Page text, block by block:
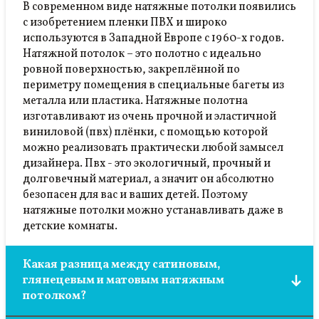
В современном виде натяжные потолки появились
с изобретением пленки ПВХ и широко
используются в Западной Европе с 1960-х годов.
Натяжной потолок – это полотно с идеально
ровной поверхностью, закреплённой по
периметру помещения в специальные багеты из
металла или пластика. Натяжные полотна
изготавливают из очень прочной и эластичной
виниловой (пвх) плёнки, с помощью которой
можно реализовать практически любой замысел
дизайнера. Пвх - это экологичный, прочный и
долговечный материал, а значит он абсолютно
безопасен для вас и ваших детей. Поэтому
натяжные потолки можно устанавливать даже в
детские комнаты.
Какая разница между сатиновым,
глянецевым и матовым натяжным
потолком?